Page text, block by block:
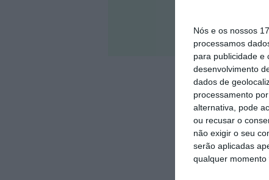
Nós e os nossos
processamos
para publicidade e
desenvolvimento
dados de
processamento
alternativa, pode
ou recusar o
não exigir o seu
serão aplicadas
qualquer momento